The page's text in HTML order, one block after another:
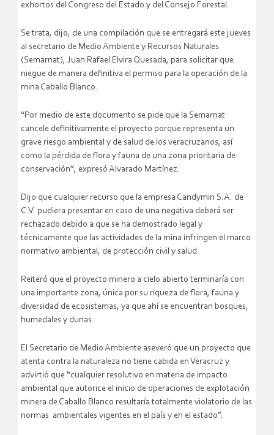
exhortos del Congreso del Estado y del Consejo Forestal.
Se trata, dijo, de una compilación que se entregará este jueves
al secretario de Medio Ambiente y Recursos Naturales
(Semarnat), Juan Rafael Elvira Quesada, para solicitar que
niegue de manera definitiva el permiso para la operación de la
mina Caballo Blanco.
“Por medio de este documento se pide que la Semarnat
cancele definitivamente el proyecto porque representa un
grave riesgo ambiental y de salud de los veracruzanos, así
como la pérdida de flora y fauna de una zona prioritaria de
conservación”, expresó Alvarado Martínez.
Dijo que cualquier recurso que la empresa Candymin S.A. de
C.V. pudiera presentar en caso de una negativa deberá ser
rechazado debido a que se ha demostrado legal y
técnicamente que las actividades de la mina infringen el marco
normativo ambiental, de protección civil y salud.
Reiteró que el proyecto minero a cielo abierto terminaría con
una importante zona, única por su riqueza de flora, fauna y
diversidad de ecosistemas, ya que ahí se encuentran bosques,
humedales y dunas.
El Secretario de Medio Ambiente aseveró que un proyecto que
atenta contra la naturaleza no tiene cabida en Veracruz y
advirtió que “cualquier resolutivo en materia de impacto
ambiental que autorice el inicio de operaciones de explotación
minera de Caballo Blanco resultaría totalmente violatorio de las
normas ambientales vigentes en el país y en el estado”.